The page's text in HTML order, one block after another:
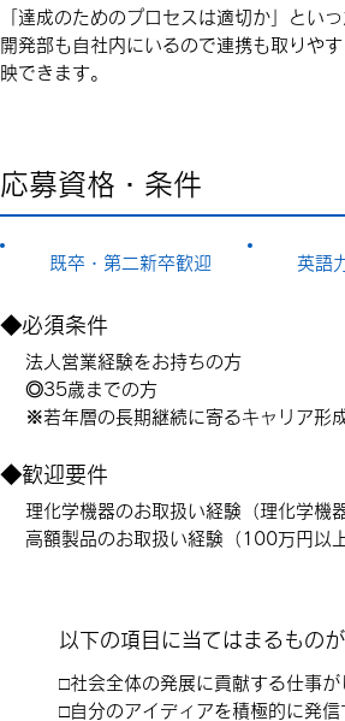
「達成のためのプロセスは適切か」とい
開発部も自社内にいるので連携も取りや
映できます。
応募資格・条件
既卒・第二新卒歓迎 英語
◆必須条件
法人営業経験をお持ちの方
◎35歳までの方
※若年層の長期継続に寄るキャリア形
◆歓迎要件
理化学機器のお取扱い経験（理化学機
高額製品のお取扱い経験（100万円以上
以下の項目に当てはまるもの
□社会全体の発展に貢献する仕事が
□自分のアイディアを積極的に発信